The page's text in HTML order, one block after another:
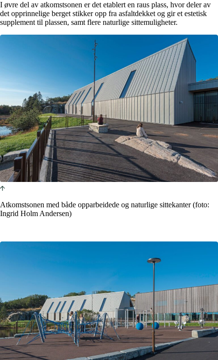
I øvre del av atkomstsonen er det etablert en raus plass, hvor deler av
det opprinnelige berget stikker opp fra asfaltdekket og gir et estetisk
supplement til plassen, samt flere naturlige sittemuligheter.
Atkomstsonen med både opparbeidede og naturlige sittekanter (foto:
Ingrid Holm Andersen)